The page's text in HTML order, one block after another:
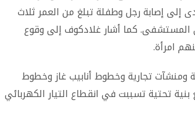
الحدود، مما أدى إلى إصابة رجل وطفلة تبلغ من العمر ثلاث
المستشفى. كما أشار غلادكوف إلى وقوع
امرأة.
تجارية وخطوط أنابيب غاز وخطوط
تحتية تسببت في انقطاع التيار الكهربائي